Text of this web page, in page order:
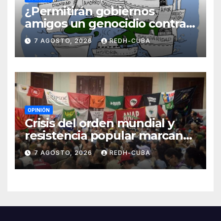
¿Permitirán gobiernos
amigos un genocidio contra
Cuba? Por Hedelberto López
Blanch
7 AGOSTO, 2026 REDH-CUBA
OPINIÓN
Crisis del orden mundial y
resistencia popular marcan
el inicio de la IV Asamblea
Continental de ALBA
Movimientos en Cuba
7 AGOSTO, 2026 REDH-CUBA